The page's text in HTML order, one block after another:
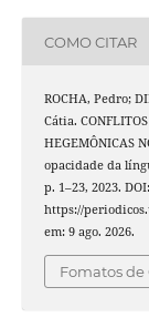
COMO CITAR
ROCHA, Pedro;
Cátia.
HEGEMÔNICAS
opacidade da
p. 1–23, 2023.
https://
em: 9 ago. 2026.
Fomatos de